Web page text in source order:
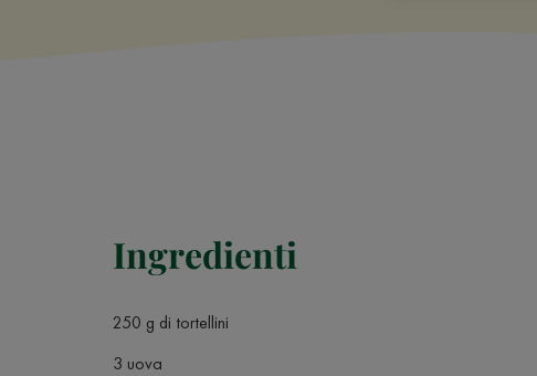
Ingredienti
250 g di tortellini
3 uova